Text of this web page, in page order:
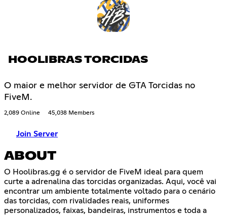
HOOLIBRAS TORCIDAS
O maior e melhor servidor de GTA Torcidas no
FiveM.
2,089 Online 45,038 Members
Join Server
ABOUT
O Hoolibras.gg é o servidor de FiveM ideal para quem
curte a adrenalina das torcidas organizadas. Aqui, você vai
encontrar um ambiente totalmente voltado para o cenário
das torcidas, com rivalidades reais, uniformes
personalizados, faixas, bandeiras, instrumentos e toda a